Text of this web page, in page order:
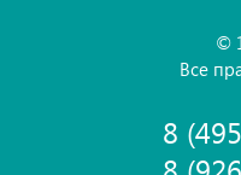
©
Все
8